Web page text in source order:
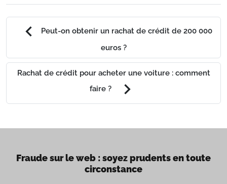
chevron_left
Peut-on obtenir un rachat de crédit de 200 000
euros ?
Rachat de crédit pour acheter une voiture : comment
faire ?
chevron_right
Fraude sur le web : soyez prudents en toute
circonstance